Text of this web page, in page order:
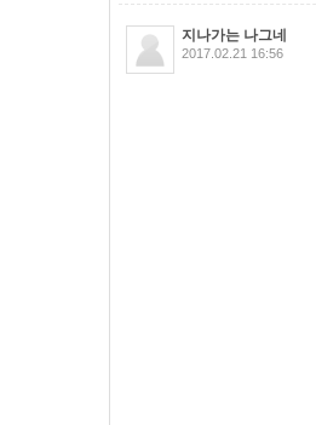
지나가는 나그네
2017.02.21 16:56